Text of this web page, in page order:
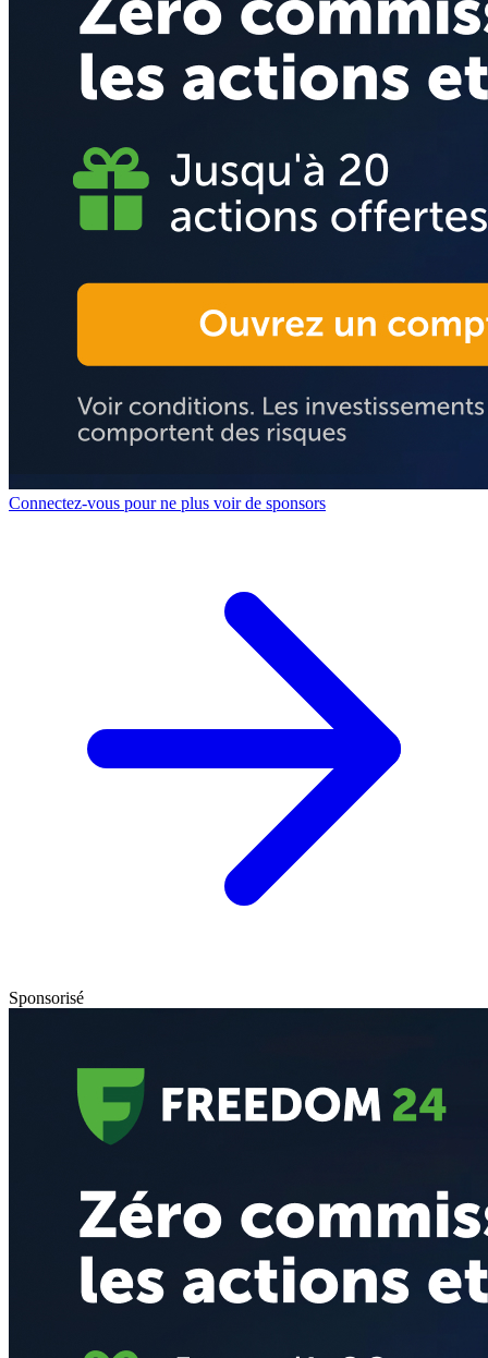
Connectez-vous pour ne plus voir de sponsors
Sponsorisé